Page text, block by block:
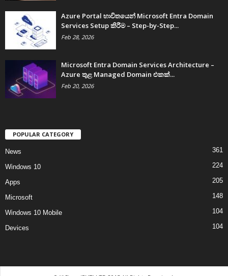
Azure Portal භාවිතයෙන් Microsoft Entra Domain
Services Setup කිරීම – Step-by-Step...
Feb 28, 2026
Microsoft Entra Domain Services Architecture –
Azure තුළ Managed Domain එකක්...
Feb 20, 2026
POPULAR CATEGORY
News 361
Windows 10 224
Apps 205
Microsoft 148
Windows 10 Mobile 104
Devices 104